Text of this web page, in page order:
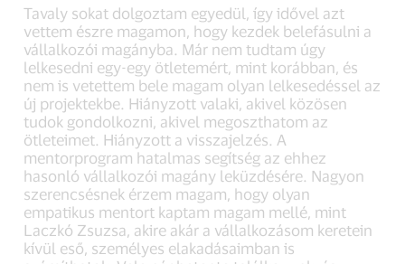
Tavaly sokat dolgoztam egyedül, így idővel azt
vettem észre magamon, hogy kezdek belefásulni a
vállalkozói magányba. Már nem tudtam úgy
lelkesedni egy-egy ötletemért, mint korábban, és
nem is vetettem bele magam olyan lelkesedéssel az
új projektekbe. Hiányzott valaki, akivel közösen
tudok gondolkozni, akivel megoszthatom az
ötleteimet. Hiányzott a visszajelzés. A
mentorprogram hatalmas segítség az ehhez
hasonló vállalkozói magány leküzdésére. Nagyon
szerencsésnek érzem magam, hogy olyan
empatikus mentort kaptam magam mellé, mint
Laczkó Zsuzsa, akire akár a vállalkozásom keretein
kívül eső, személyes elakadásaimban is